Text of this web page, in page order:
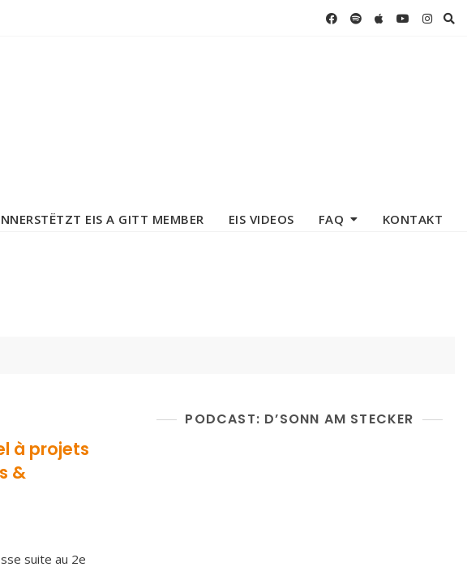
EIS A GITT MEMBER EIS VIDEOS FAQ KONTAKT
à projets
&
suite au 2e
PODCAST: D’SONN AM STECKER